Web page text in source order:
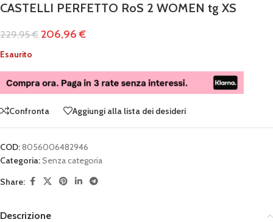
CASTELLI PERFETTO RoS 2 WOMEN tg XS
229,95€ 206,96€
Esaurito
Confronta Aggiungi alla lista dei desideri
COD:8056006482946
Categoria:Senza categoria
Share:
Descrizione